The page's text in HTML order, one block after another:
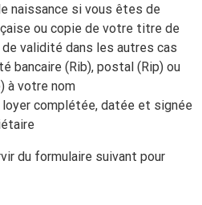
naissance si vous êtes de
ou copie de votre titre de
de validité dans les autres cas
bancaire (Rib), postal (Rip) ou
à votre nom
complétée, datée et signée
du formulaire suivant pour